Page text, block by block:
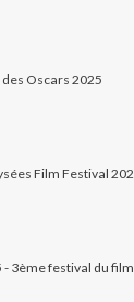
Oscars 2025
Film Festival
- 3ème festival du